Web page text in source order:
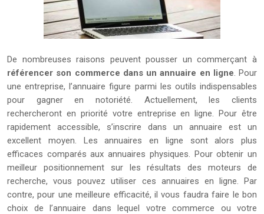
De nombreuses raisons peuvent pousser un commerçant à
référencer son commerce dans un annuaire en ligne. Pour
une entreprise, l’annuaire figure parmi les outils indispensables
pour gagner en notoriété. Actuellement, les clients
rechercheront en priorité votre entreprise en ligne. Pour être
rapidement accessible, s’inscrire dans un annuaire est un
excellent moyen. Les annuaires en ligne sont alors plus
efficaces comparés aux annuaires physiques. Pour obtenir un
meilleur positionnement sur les résultats des moteurs de
recherche, vous pouvez utiliser ces annuaires en ligne. Par
contre, pour une meilleure efficacité, il vous faudra faire le bon
choix de l’annuaire dans lequel votre commerce ou votre